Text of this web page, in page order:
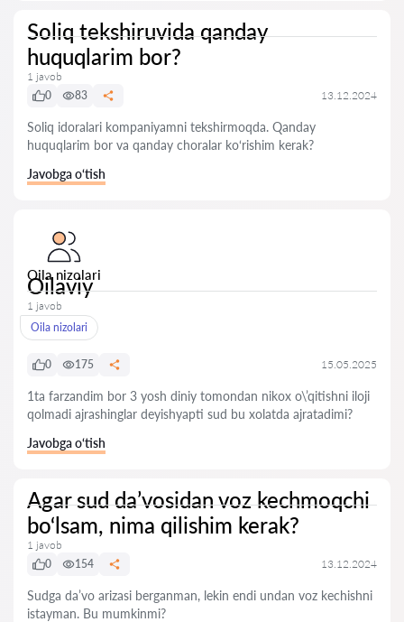
Soliq tekshiruvida qanday
huquqlarim bor?
1 javob
0
83 13.12.2024
Soliq idoralari kompaniyamni tekshirmoqda. Qanday
huquqlarim bor va qanday choralar ko‘rishim kerak?
Javobga o‘tish
Oila nizolari
Oilaviy
1 javob
Oila nizolari
0 175 15.05.2025
1ta farzandim bor 3 yosh diniy tomondan nikox o\’qitishni iloji
qolmadi ajrashinglar deyishyapti sud bu xolatda ajratadimi?
Javobga o‘tish
Agar sud da’vosidan voz kechmoqchi
bo‘lsam, nima qilishim kerak?
1 javob
0
154 13.12.2024
Sudga da’vo arizasi berganman, lekin endi undan voz kechishni
istayman. Bu mumkinmi?